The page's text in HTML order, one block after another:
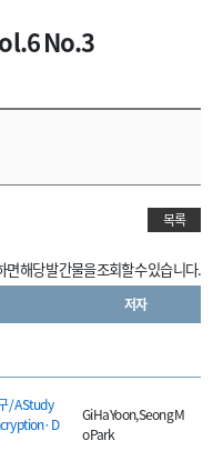
No.3
목록
해당 발간물을 조회할 수 있습니다.
저자
/ A Study
Gi Ha Yoon, Seong M
o Park